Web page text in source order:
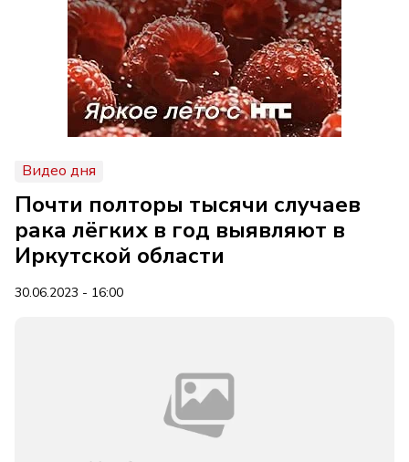
Видео дня
Почти полторы тысячи случаев
рака лёгких в год выявляют в
Иркутской области
30.06.2023 - 16:00